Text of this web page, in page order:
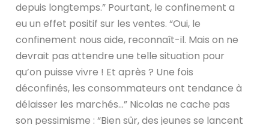
depuis longtemps.” Pourtant, le confinement a
eu un effet positif sur les ventes. “Oui, le
confinement nous aide, reconnaît-il. Mais on ne
devrait pas attendre une telle situation pour
qu’on puisse vivre ! Et après ? Une fois
déconfinés, les consommateurs ont tendance à
délaisser les marchés…” Nicolas ne cache pas
son pessimisme : “Bien sûr, des jeunes se lancent